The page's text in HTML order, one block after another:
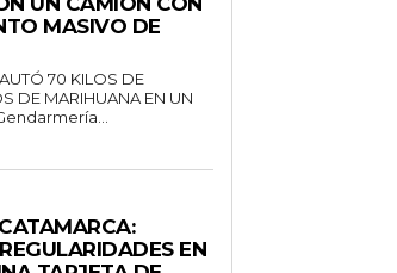
MASIVO DE
70 KILOS DE
DE MARIHUANA EN UN
Gendarmería...
EN